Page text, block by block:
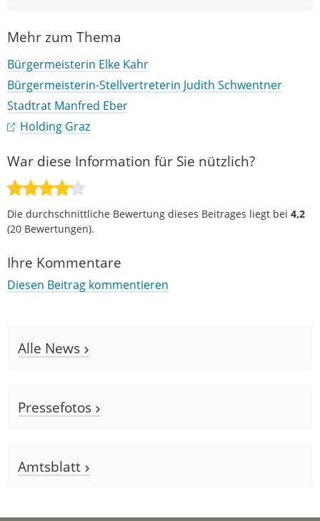
Mehr zum Thema
Bürgermeisterin Elke Kahr
Bürgermeisterin-Stellvertreterin Judith Schwentner
Stadtrat Manfred Eber
Holding Graz
War diese Information für Sie nützlich?
Die durchschnittliche Bewertung dieses Beitrages liegt bei 4,2
(20 Bewertungen).
Ihre Kommentare
Diesen Beitrag kommentieren
Alle News
Pressefotos
Amtsblatt